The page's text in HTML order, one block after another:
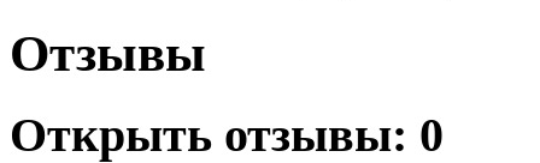
Отзывы
Открыть отзывы: 0